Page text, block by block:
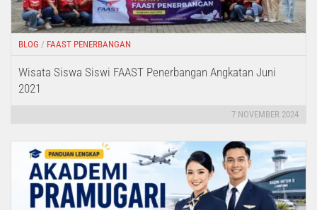
BLOG / FAAST PENERBANGAN
Wisata Siswa Siswi FAAST Penerbangan Angkatan Juni
2021
7 NOVEMBER 2024